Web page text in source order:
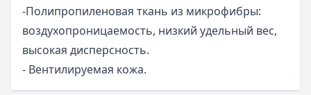
-Полипропиленовая ткань из микрофибры:
воздухопроницаемость, низкий удельный вес,
высокая дисперсность.
- Вентилируемая кожа.